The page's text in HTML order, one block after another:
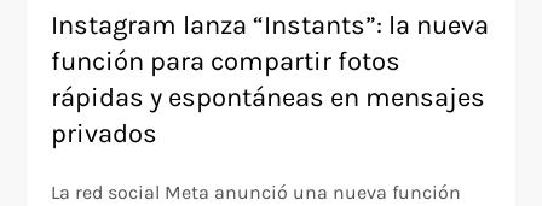
Instagram lanza “Instants”: la nueva
función para compartir fotos
rápidas y espontáneas en mensajes
privados
La red social Meta anunció una nueva función